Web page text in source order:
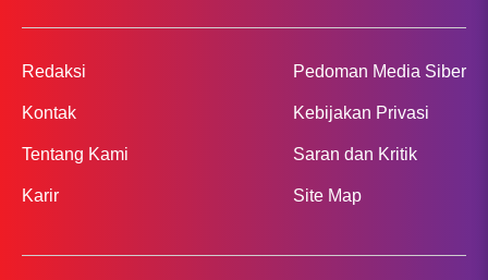
Redaksi
Kontak
Tentang Kami
Karir
Pedoman Media Siber
Kebijakan Privasi
Saran dan Kritik
Site Map